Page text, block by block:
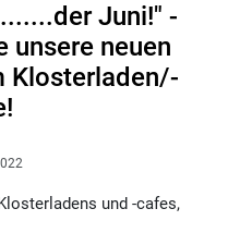
Juni!" -
unsere neuen
Klosterladen/-
und -cafes,